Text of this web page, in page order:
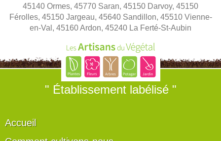
45140 Ormes, 45770 Saran, 45150 Darvoy, 45150
Férolles, 45150 Jargeau, 45640 Sandillon, 45510 Vienne-
en-Val, 45160 Ardon, 45240 La Ferté-St-Aubin
" Établissement labélisé "
Accueil